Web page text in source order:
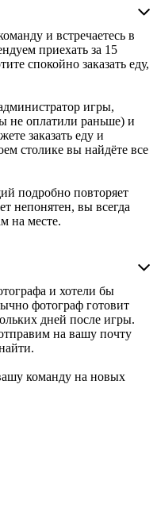
и встречаетесь в
приехать за 15
спокойно заказать еду,
игры,
не оплатили раньше) и
заказать еду и
столике вы найдёте все
подробно повторяет
непонятен, вы всегда
на месте.
и хотели бы
фотограф готовит
дней после игры.
на вашу почту
команду на новых